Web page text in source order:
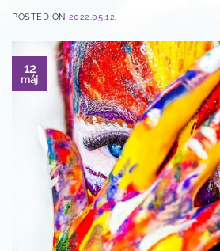
POSTED ON 2022.05.12.
12
máj